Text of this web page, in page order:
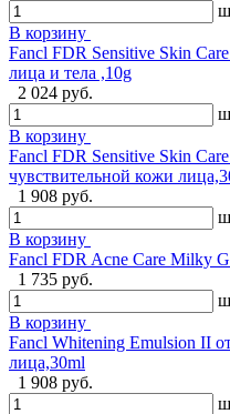
В корзину
Fancl FDR Sensitive Skin
лица и тела ,10g
2 024 руб.
В корзину
Fancl FDR Sensitive Skin
чувствительной кожи
1 908 руб.
В корзину
Fancl FDR Acne Care Milky
1 735 руб.
В корзину
Fancl Whitening Emulsion II
лица,30ml
1 908 руб.